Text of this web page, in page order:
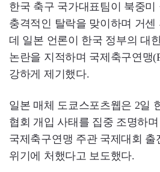
한국 축구 국가대표팀이 북중미
충격적인 탈락을 맞이하며 거
데 일본 언론이 한국 정부의 대
논란을 지적하며 국제축구연맹
강하게 제기했다.
일본 매체 도쿄스포츠웹은 2일
협회 개입 사태를 집중 조명하
국제축구연맹 주관 국제대회 출
위기에 처했다고 보도했다.